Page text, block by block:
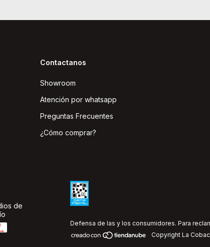
Contactanos
Showroom
Atención por whatsapp
Preguntas Frecuentes
¿Cómo comprar?
de
Defensa de las y los consumidores. Para
Copyright La